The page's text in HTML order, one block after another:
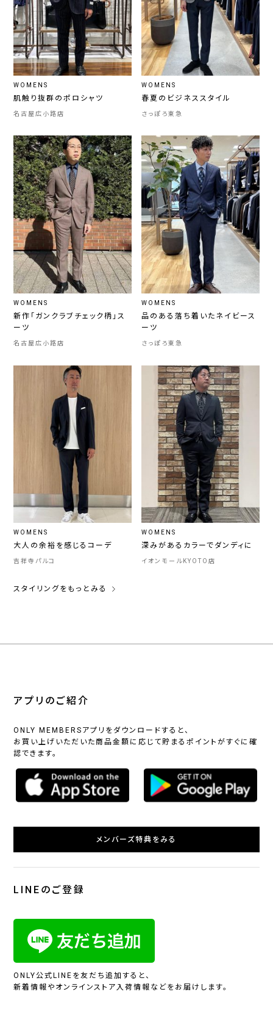
WOMENS
肌触り抜群のポロシャツ
名古屋広小路店
WOMENS
春夏のビジネススタイル
さっぽろ東急
WOMENS
新作「ガンクラブチェック柄」ス
ーツ
名古屋広小路店
WOMENS
品のある落ち着いたネイビース
ーツ
さっぽろ東急
WOMENS
大人の余裕を感じるコーデ
吉祥寺パルコ
WOMENS
深みがあるカラーでダンディに
イオンモールKYOTO店
スタイリングをもっとみる
アプリのご紹介
ONLY MEMBERSアプリをダウンロードすると、
お買い上げいただいた商品金額に応じて貯まるポイントがすぐに確
認できます。
メンバーズ特典をみる
LINEのご登録
ONLY公式LINEを友だち追加すると、
新着情報やオンラインストア入荷情報などをお届けします。